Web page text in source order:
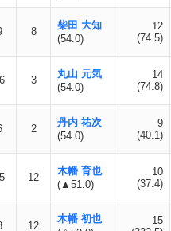
8
柴田 大知
(54.0)
12
(74.5)
3
丸山 元気
(54.0)
14
(74.8)
2
丹内 祐次
(54.0)
9
(40.1)
12
木幡 育也
(▲51.0)
10
(37.4)
12
木幡 初也
15